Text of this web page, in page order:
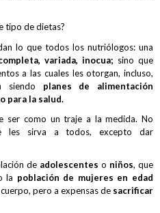
tipo de dietas?
lo que todos los nutriólogos: una
variada, inocua; sino que
a las cuales les otorgan, incluso,
siendo planes de alimentación
para la salud.
ser como un traje a la medida. No
les sirva a todos, excepto dar
de adolescentes o niños, que
la población de mujeres en edad
pero a expensas de sacrificar